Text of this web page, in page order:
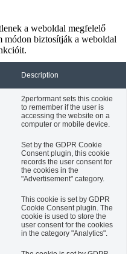
a weboldal megfelelő
módon biztosítják a weboldal
Description
2performant sets this cookie
to remember if the user is
accessing the website on a
computer or mobile device.
Set by the GDPR Cookie
Consent plugin, this cookie
records the user consent for
the cookies in the
"Advertisement" category.
This cookie is set by GDPR
Cookie Consent plugin. The
cookie is used to store the
user consent for the cookies
in the category "Analytics".